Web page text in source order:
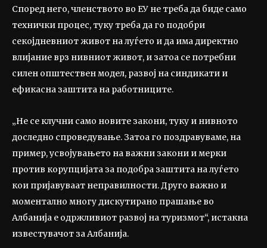
Според него, членството во ЕУ не треба да биде само
технички процес, туку треба да го подобри
секојдневниот живот на луѓето и да има директно
влијание врз нивниот живот, и затоа се потребни
силен општествен модел, развој на синдикати и
ефикасна заштита на работниците.
„Не се клучни само новите закони, туку и нивното
доследно спроведување. Затоа го поздравуваме, на
пример, усвојувањето на важни закони и мерки
против корупцијата за подобра заштита на луѓето
кои пријавуваат неправилности. Друго важно и
моментално многу дискутирано прашање во
Албанија е одржливиот развој на туризмот“, истакна
известувачот за Албанија.